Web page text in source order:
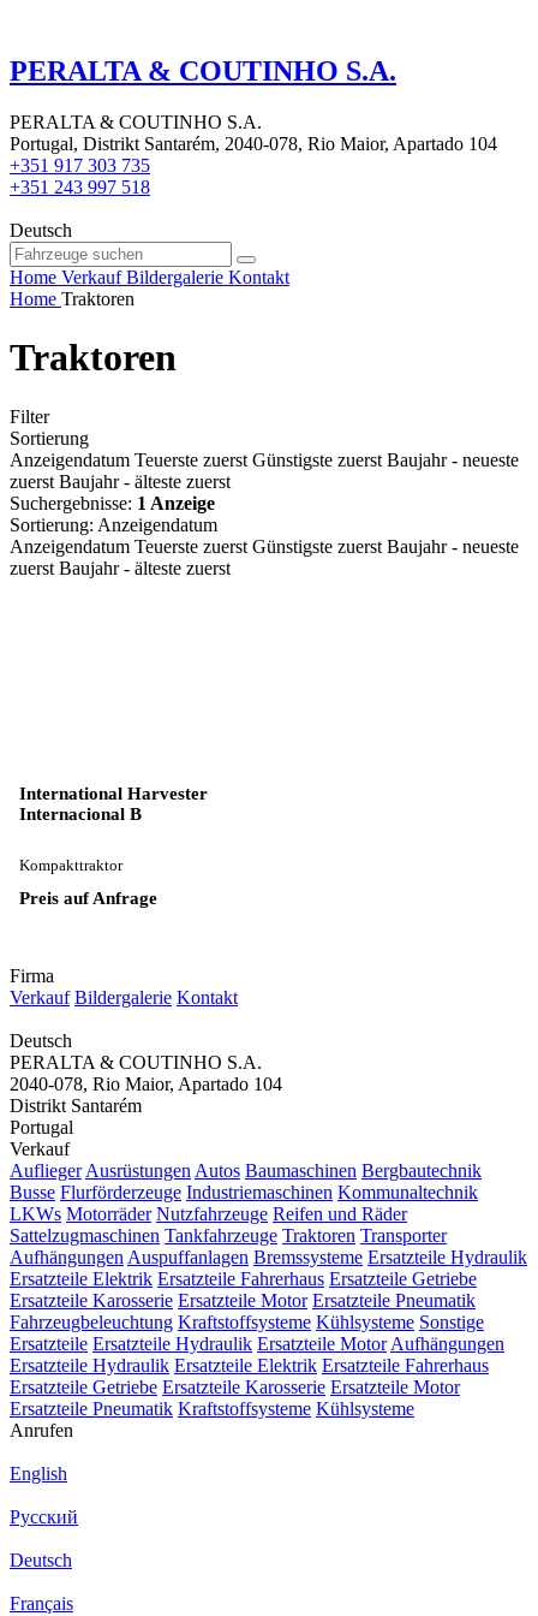
PERALTA & COUTINHO S.A.
PERALTA & COUTINHO S.A.
Portugal, Distrikt Santarém, 2040-078, Rio Maior, Apartado 104
+351 917 303 735
+351 243 997 518
Deutsch
Home Verkauf Bildergalerie Kontakt
Home Traktoren
Traktoren
Filter
Sortierung
Anzeigendatum Teuerste zuerst Günstigste zuerst Baujahr - neueste
zuerst Baujahr - älteste zuerst
Suchergebnisse: 1 Anzeige
Sortierung: Anzeigendatum
Anzeigendatum Teuerste zuerst Günstigste zuerst Baujahr - neueste
zuerst Baujahr - älteste zuerst
International Harvester
Internacional B
Preis auf Anfrage
Kompakttraktor
Firma
Verkauf Bildergalerie Kontakt
Deutsch
PERALTA & COUTINHO S.A.
2040-078, Rio Maior, Apartado 104
Distrikt Santarém
Portugal
Verkauf
Auflieger Ausrüstungen Autos Baumaschinen Bergbautechnik
Busse Flurförderzeuge Industriemaschinen Kommunaltechnik
LKWs Motorräder Nutzfahrzeuge Reifen und Räder
Sattelzugmaschinen Tankfahrzeuge Traktoren Transporter
Aufhängungen Auspuffanlagen Bremssysteme Ersatzteile Hydraulik
Ersatzteile Elektrik Ersatzteile Fahrerhaus Ersatzteile Getriebe
Ersatzteile Karosserie Ersatzteile Motor Ersatzteile Pneumatik
Fahrzeugbeleuchtung Kraftstoffsysteme Kühlsysteme Sonstige
Ersatzteile Ersatzteile Hydraulik Ersatzteile Motor Aufhängungen
Ersatzteile Hydraulik Ersatzteile Elektrik Ersatzteile Fahrerhaus
Ersatzteile Getriebe Ersatzteile Karosserie Ersatzteile Motor
Ersatzteile Pneumatik Kraftstoffsysteme Kühlsysteme
Anrufen
English
Русский
Deutsch
Français